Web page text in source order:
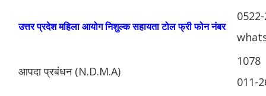
उत्तर प्रदेश महिला आयोग निशुल्क सहायता टोल फ्री फोन नंबर
आपदा प्रबंधन (N.D.M.A)
1078
011-